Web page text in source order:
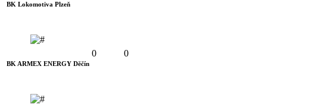
BK Lokomotiva Plzeň
BK ARMEX ENERGY Děčín
0 0